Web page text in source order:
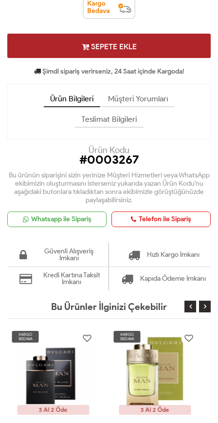
SEPETE EKLE
Şimdi sipariş verirseniz, 24 Saat içinde Kargoda!
Ürün Bilgileri Müşteri Yorumları
Teslimat Bilgileri
Ürün Kodu
#0003267
Bu ürünün siparişini sizin yerinize Müşteri Hizmetleri veya WhatsApp
ekibimizin oluşturmasını isterseniz yukarıda yazan Ürün Kodu'nu
aşağıdaki butonlara tıkladıktan sonra ekibimizle görüştüğünüzde
paylaşabilirsiniz.
Whatsapp ile Sipariş Telefon ile Sipariş
Güvenli Alışveriş
İmkanı
Hızlı Kargo İmkanı
Kredi Kartına Taksit
İmkanı
Kapıda Ödeme İmkanı
Bu Ürünler İlginizi Çekebilir
KARGO
BEDAVA
3 Al 2 Öde
KARGO
BEDAVA
3 Al 2 Öde